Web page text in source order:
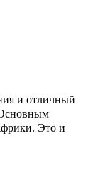
и отличный
Это и